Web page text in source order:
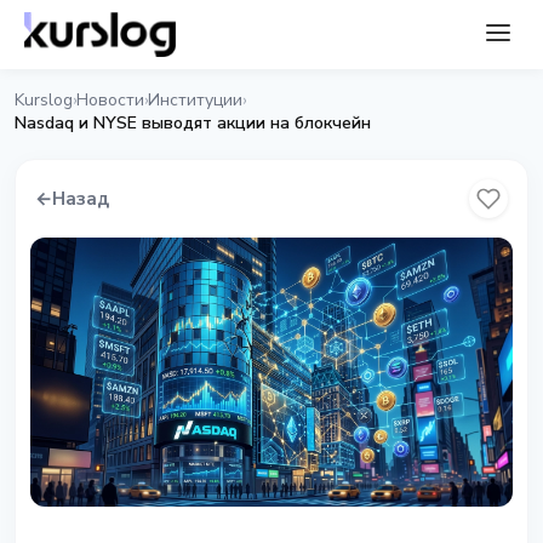
Kurslog›Новости›Институции›
Nasdaq и NYSE выводят акции на блокчейн
←Назад